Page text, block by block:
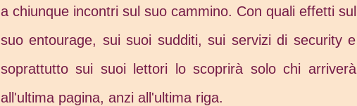
a chiunque incontri sul suo cammino. Con quali effetti sul
suo entourage, sui suoi sudditi, sui servizi di security e
soprattutto sui suoi lettori lo scoprirà solo chi arriverà
all'ultima pagina, anzi all'ultima riga.